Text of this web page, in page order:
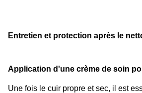
Entretien et protection après le
Application d'une crème de soin
Une fois le cuir propre et sec, il est